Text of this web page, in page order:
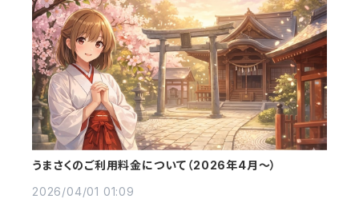
うまさくのご利用料金について（2026年4月〜）
2026/04/01 01:09